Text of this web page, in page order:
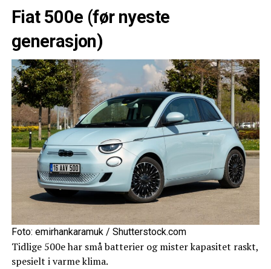
Fiat 500e (før nyeste
generasjon)
Foto: emirhankaramuk / Shutterstock.com
Tidlige 500e har små batterier og mister kapasitet raskt,
spesielt i varme klima.